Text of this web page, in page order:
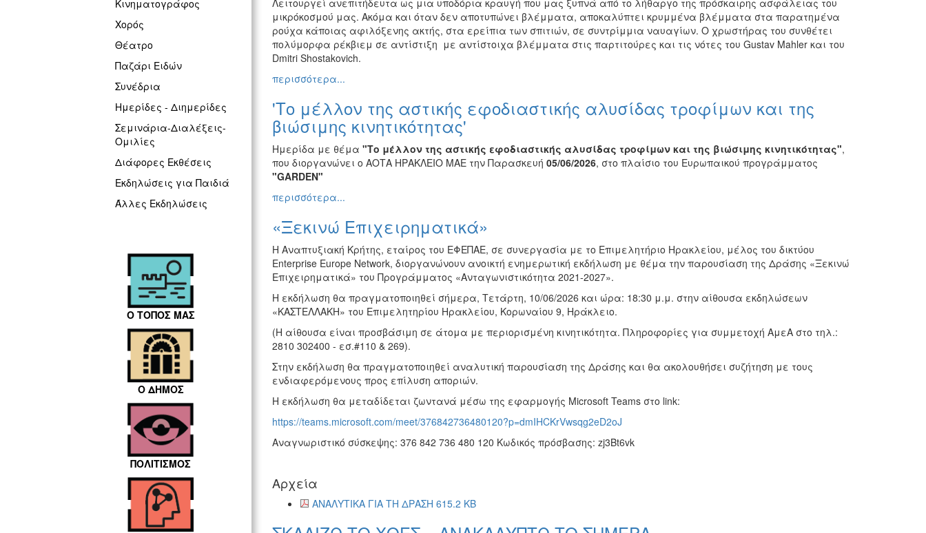
Κινηματογράφος
Χορός
Θέατρο
Παζάρι Ειδών
Συνέδρια
Ημερίδες - Διημερίδες
Σεμινάρια-Διαλέξεις-
Ομιλίες
Διάφορες Εκθέσεις
Εκδηλώσεις για Παιδιά
Άλλες Εκδηλώσεις
Ο ΤΟΠΟΣ ΜΑΣ
Ο ΔΗΜΟΣ
ΠΟΛΙΤΙΣΜΟΣ
Λειτουργεί ανεπιτήδευτα ως μια υποδόρια κραυγή που μας ξυπνά από το λήθαργο της πρόσκαιρης ασφάλειας του
μικρόκοσμού μας. Ακόμα και όταν δεν αποτυπώνει βλέμματα, αποκαλύπτει κρυμμένα βλέμματα στα παρατημένα
ρούχα κάποιας αφιλόξενης ακτής, στα ερείπια των σπιτιών, σε συντρίμμια ναυαγίων. Ο χρωστήρας του συνθέτει
πολύμορφα ρέκβιεμ σε αντίστιξη με αντίστοιχα βλέμματα στις παρτιτούρες και τις νότες του Gustav Mahler και του
Dmitri Shostakovich.
περισσότερα...
'Το μέλλον της αστικής εφοδιαστικής αλυσίδας τροφίμων και της
βιώσιμης κινητικότητας'
Ημερίδα με θέμα "Το μέλλον της αστικής εφοδιαστικής αλυσίδας τροφίμων και της βιώσιμης κινητικότητας",
που διοργανώνει ο ΑΟΤΑ ΗΡΑΚΛΕΙΟ ΜΑΕ την Παρασκευή 05/06/2026, στο πλαίσιο του Ευρωπαικού προγράμματος
"GARDEN"
περισσότερα...
«Ξεκινώ Επιχειρηματικά»
Η Αναπτυξιακή Κρήτης, εταίρος του ΕΦΕΠΑΕ, σε συνεργασία με το Επιμελητήριο Ηρακλείου, μέλος του δικτύου
Enterprise Europe Network, διοργανώνουν ανοικτή ενημερωτική εκδήλωση με θέμα την παρουσίαση της Δράσης «Ξεκινώ
Επιχειρηματικά» του Προγράμματος «Ανταγωνιστικότητα 2021-2027».
Η εκδήλωση θα πραγματοποιηθεί σήμερα, Τετάρτη, 10/06/2026 και ώρα: 18:30 μ.μ. στην αίθουσα εκδηλώσεων
«ΚΑΣΤΕΛΛΑΚΗ» του Επιμελητηρίου Ηρακλείου, Κορωναίου 9, Ηράκλειο.
(Η αίθουσα είναι προσβάσιμη σε άτομα με περιορισμένη κινητικότητα. Πληροφορίες για συμμετοχή ΑμεΑ στο τηλ.:
2810 302400 - εσ.#110 & 269).
Στην εκδήλωση θα πραγματοποιηθεί αναλυτική παρουσίαση της Δράσης και θα ακολουθήσει συζήτηση με τους
ενδιαφερόμενους προς επίλυση αποριών.
Η εκδήλωση θα μεταδίδεται ζωντανά μέσω της εφαρμογής Microsoft Teams στο link:
https://teams.microsoft.com/meet/376842736480120?p=dmIHCKrVwsqg2eD2oJ
Αναγνωριστικό σύσκεψης: 376 842 736 480 120 Κωδικός πρόσβασης: zj3Bt6vk
Αρχεία
ΑΝΑΛΥΤΙΚΑ ΓΙΑ ΤΗ ΔΡΑΣΗ 615.2 KB